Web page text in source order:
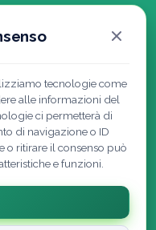
tecnologie come
alle informazioni del
ci permetterà di
di navigazione o ID
o ritirare il consenso può
e funzioni.